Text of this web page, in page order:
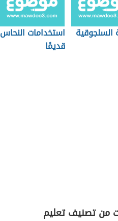
السلجوقية
استخدامات النحاس
قديمًا
من تصنيف تعليم